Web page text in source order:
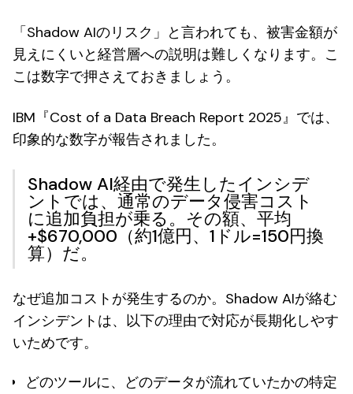
「Shadow AIのリスク」と言われても、被害金額が
見えにくいと経営層への説明は難しくなります。こ
こは数字で押さえておきましょう。
IBM『Cost of a Data Breach Report 2025』では、
印象的な数字が報告されました。
Shadow AI経由で発生したインシデ
ントでは、通常のデータ侵害コスト
に追加負担が乗る。その額、平均
+$670,000（約1億円、1ドル=150円換
算）だ。
なぜ追加コストが発生するのか。Shadow AIが絡む
インシデントは、以下の理由で対応が長期化しやす
いためです。
どのツールに、どのデータが流れていたかの特定